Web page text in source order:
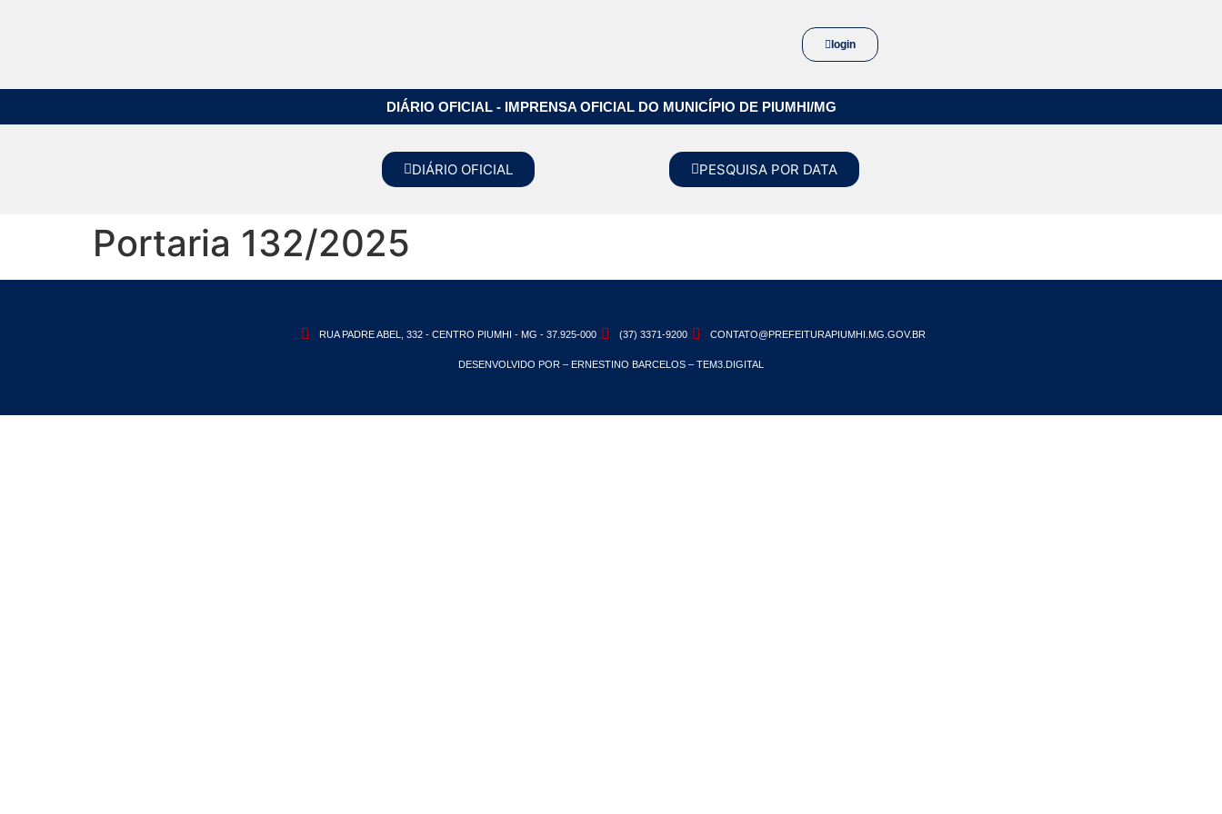
login
DIÁRIO OFICIAL - IMPRENSA OFICIAL DO MUNICÍPIO DE PIUMHI/MG
DIÁRIO OFICIAL PESQUISA POR DATA
Portaria 132/2025
RUA PADRE ABEL, 332 - CENTRO PIUMHI - MG - 37.925-000 (37) 3371-9200 CONTATO@PREFEITURAPIUMHI.MG.GOV.BR
DESENVOLVIDO POR – ERNESTINO BARCELOS – TEM3.DIGITAL